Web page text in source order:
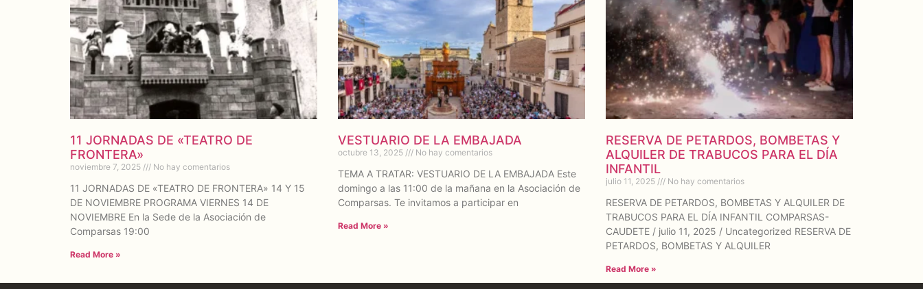
11 JORNADAS DE «TEATRO DE
FRONTERA»
noviembre 7, 2025 No hay comentarios
11 JORNADAS DE «TEATRO DE FRONTERA» 14 Y 15
DE NOVIEMBRE PROGRAMA VIERNES 14 DE
NOVIEMBRE En la Sede de la Asociación de
Comparsas 19:00
Read More »
VESTUARIO DE LA EMBAJADA
octubre 13, 2025 No hay comentarios
TEMA A TRATAR: VESTUARIO DE LA EMBAJADA Este
domingo a las 11:00 de la mañana en la Asociación de
Comparsas. Te invitamos a participar en
Read More »
RESERVA DE PETARDOS, BOMBETAS Y
ALQUILER DE TRABUCOS PARA EL DÍA
INFANTIL
julio 11, 2025 No hay comentarios
RESERVA DE PETARDOS, BOMBETAS Y ALQUILER DE
TRABUCOS PARA EL DÍA INFANTIL COMPARSAS-
CAUDETE / julio 11, 2025 / Uncategorized RESERVA DE
PETARDOS, BOMBETAS Y ALQUILER
Read More »